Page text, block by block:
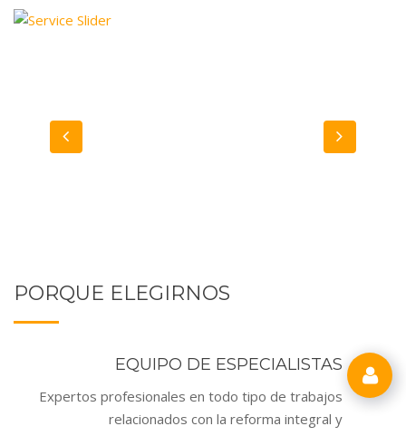
PORQUE ELEGIRNOS
EQUIPO DE ESPECIALISTAS
Expertos profesionales en todo tipo de trabajos
relacionados con la reforma integral y